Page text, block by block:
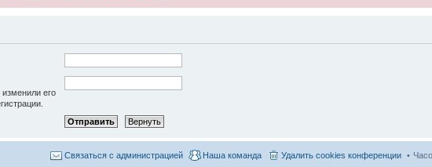
его
Удалить cookies конференции
Наша команда
Связаться с администрацией